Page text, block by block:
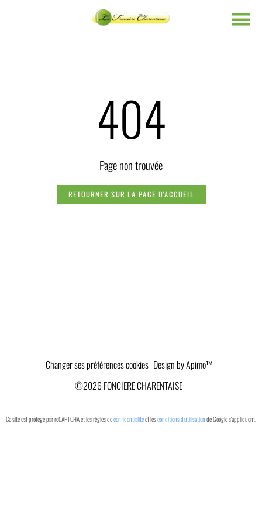
404
Page non trouvée
RETOURNER SUR LA PAGE D'ACCUEIL
Changer ses préférences cookies Design byApimo™
©2026 FONCIERE CHARENTAISE
Ce site est protégé par reCAPTCHA et les règles deconfidentialitéet lesconditions d'utilisationde Google s'appliquent.